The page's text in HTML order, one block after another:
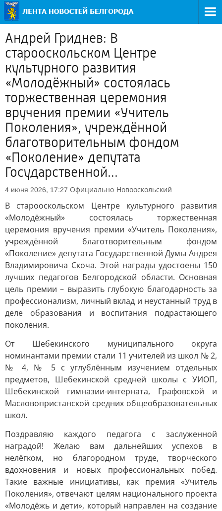
Андрей Гриднев: В
старооскольском Центре
культурного развития
«Молодёжный» состоялась
торжественная церемония
вручения премии «Учитель
Поколения», учреждённой
благотворительным фондом
«Поколение» депутата
Государственной...
4 июня 2026, 17:27 Официально Новооскольский
В старооскольском Центре культурного развития
«Молодёжный» состоялась торжественная
церемония вручения премии «Учитель Поколения»,
учреждённой благотворительным фондом
«Поколение» депутата Государственной Думы Андрея
Владимировича Скоча. Этой награды удостоены 150
лучших педагогов Белгородской области. Основная
цель премии – выразить глубокую благодарность за
профессионализм, личный вклад и неустанный труд в
деле образования и воспитания подрастающего
поколения.
От Шебекинского муниципального округа
номинантами премии стали 11 учителей из школ № 2,
№ 4, № 5 с углублённым изучением отдельных
предметов, Шебекинской средней школы с УИОП,
Шебекинской гимназии-интерната, Графовской и
Масловопристанской средних общеобразовательных
школ.
Поздравляю каждого педагога с заслуженной
наградой! Желаю вам дальнейших успехов в
нелёгком, но благородном труде, творческого
вдохновения и новых профессиональных побед.
Такие важные инициативы, как премия «Учитель
Поколения», отвечают целям национального проекта
«Молодёжь и дети», который направлен на создание